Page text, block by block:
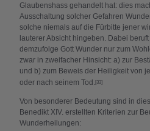
Glaubenshass gehandelt hat: dies
Ausschaltung solcher Gefahren
solche niemals auf die Fürbitte jener
lauterer Absicht hingeben. Dabei
demzufolge Gott Wunder nur zum
zwar in zweifacher Hinsicht: a) zur
und b) zum Beweis der Heiligkeit von
oder nach seinem Tod.[33]
Von besonderer Bedeutung sind in
Benedikt XIV. erstellten Kriterien zur
Wunderheilungen: